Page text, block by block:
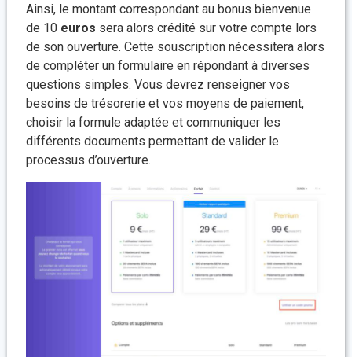
Ainsi, le montant correspondant au bonus bienvenue
de 10 euros sera alors crédité sur votre compte lors
de son ouverture. Cette souscription nécessitera alors
de compléter un formulaire en répondant à diverses
questions simples. Vous devrez renseigner vos
besoins de trésorerie et vos moyens de paiement,
choisir la formule adaptée et communiquer les
différents documents permettant de valider le
processus d’ouverture.